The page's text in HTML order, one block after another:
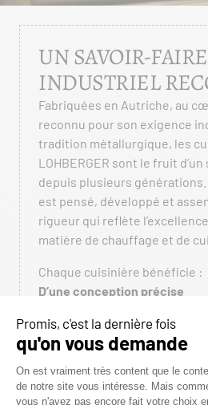
UN SAVOIR-FAIRE
INDUSTRIEL
Fabriquées en Autriche, au
reconnu pour son exigence
tradition métallurgique, les
LOHBERGER sont le fruit
depuis plusieurs générations.
est pensé, développé et
rigueur qui reflète
matière de chauffage et de
Chaque cuisinière bénéficie :
D’une conception précise
chaque détail : circulation de
de chaleur, ergonomie des
optimisation des
Rien n’est laissé au hasard.